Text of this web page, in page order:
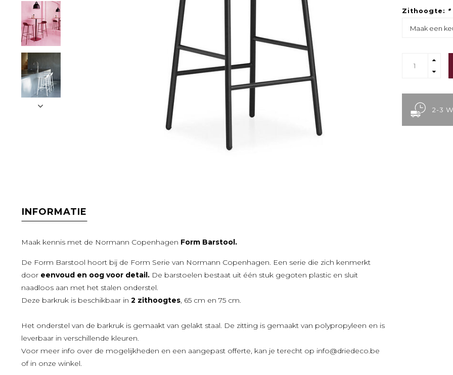
Zithoogte: *
2-3
INFORMATIE
Maak kennis met de Normann Copenhagen Form Barstool.
De Form Barstool hoort bij de Form Serie van Normann Copenhagen. Een serie die zich kenmerkt
door eenvoud en oog voor detail. De barstoelen bestaat uit één stuk gegoten plastic en sluit
naadloos aan met het stalen onderstel.
Deze barkruk is beschikbaar in 2 zithoogtes, 65 cm en 75 cm.
Het onderstel van de barkruk is gemaakt van gelakt staal. De zitting is gemaakt van polypropyleen en is
leverbaar in verschillende kleuren.
Voor meer info over de mogelijkheden en een aangepast offerte, kan je terecht op info@driedeco.be
of in onze winkel.